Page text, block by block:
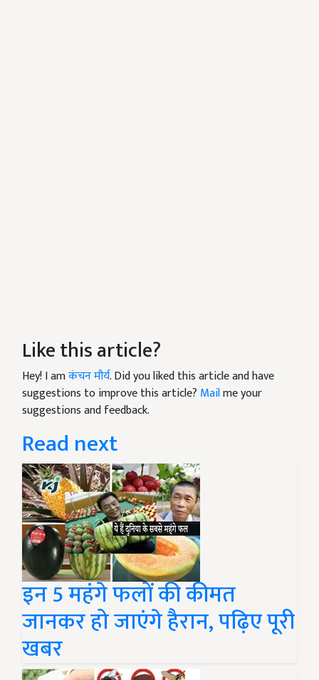
Like this article?
Hey! I amकंचन मौर्य. Did you liked this article and have
suggestions to improve this article? Mailme your
suggestions and feedback.
Read next
इन 5 महंगे फलों की कीमत
जानकर हो जाएंगे हैरान, पढ़िए पूरी
खबर